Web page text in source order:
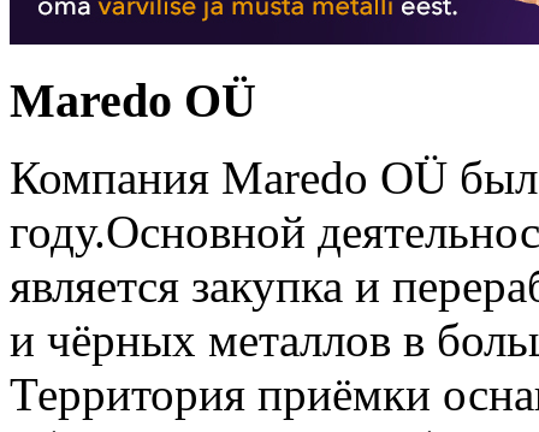
Maredo OÜ
Компания Maredo OÜ
году.Основной
является закупка и
и чёрных металлов в
Территория приёмки